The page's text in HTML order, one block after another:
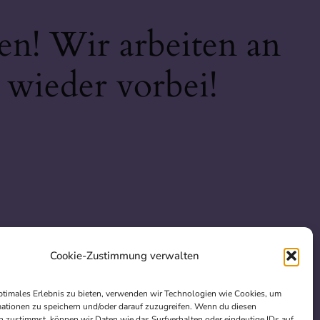
Cookie-Zustimmung verwalten
Erlebnis zu bieten, verwenden wir Technologien wie Cookies, um
zu speichern und/oder darauf zuzugreifen. Wenn du diesen
Wir arbeiten an
vorbei!